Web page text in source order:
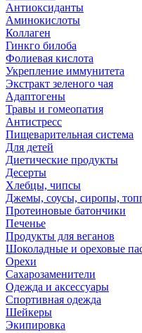
Антиоксиданты
Аминокислоты
Коллаген
Гинкго билоба
Фолиевая кислота
Укрепление иммунитета
Экстракт зеленого чая
Адаптогены
Травы и гомеопатия
Антистресс
Пищеварительная система
Для детей
Диетические продукты
Десерты
Хлебцы, чипсы
Джемы, соусы, сиропы,
Протеиновые батончики
Печенье
Продукты для веганов
Шоколадные и ореховые
Орехи
Сахарозаменители
Одежда и аксессуары
Спортивная одежда
Шейкеры
Экипировка